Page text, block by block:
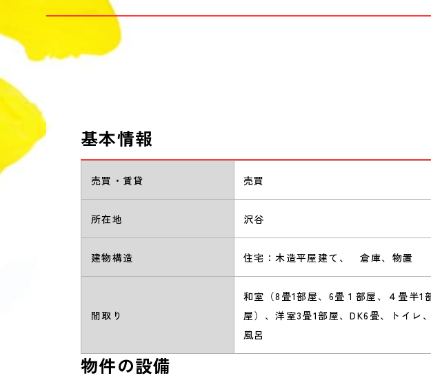
基本情報
売買・賃貸 売買
所在地 沢谷
建物構造 住宅：木造平屋建て、 倉庫、物置
間取り
和室（8畳1部屋、6畳１部屋、４畳半1
屋）、洋室3畳1部屋、DK6畳、トイレ
風呂
物件の設備